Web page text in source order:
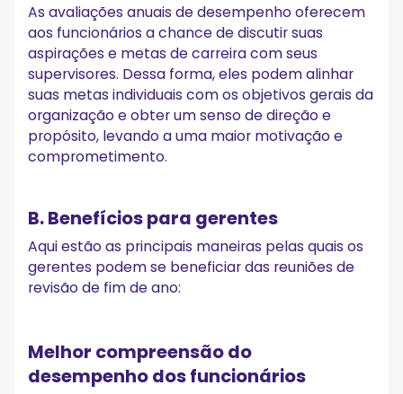
As avaliações anuais de desempenho oferecem
aos funcionários a chance de discutir suas
aspirações e metas de carreira com seus
supervisores. Dessa forma, eles podem alinhar
suas metas individuais com os objetivos gerais da
organização e obter um senso de direção e
propósito, levando a uma maior motivação e
comprometimento.
B. Benefícios para gerentes
Aqui estão as principais maneiras pelas quais os
gerentes podem se beneficiar das reuniões de
revisão de fim de ano:
Melhor compreensão do
desempenho dos funcionários